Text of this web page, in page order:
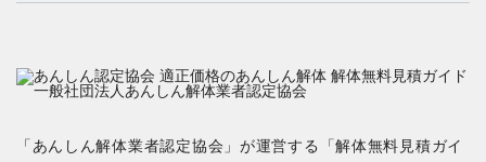
「あんしん解体業者認定協会」が運営する「解体無料見積ガイ